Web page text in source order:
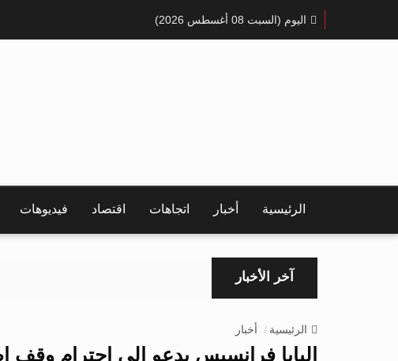
اليوم (السبت 08 أغسطس 2026)
الرئيسية أخبار اتجاهات اقتصاد فيديوهات
آخر الأخبار
الرئيسية أخبار
البابا فرانسيس يدعو إلى احترام وقف